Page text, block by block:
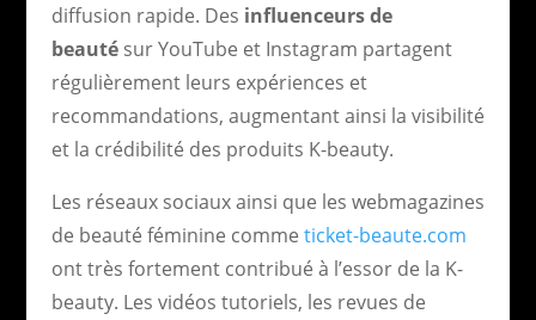
diffusion rapide. Des influenceurs de
beautésur YouTube et Instagram partagent
régulièrement leurs expériences et
recommandations, augmentant ainsi la visibilité
et la crédibilité des produits K-beauty.
Les réseaux sociaux ainsi que les webmagazines
de beauté féminine comme ticket-beaute.com
ont très fortement contribué à l’essor de la K-
beauty. Les vidéos tutoriels, les revues de